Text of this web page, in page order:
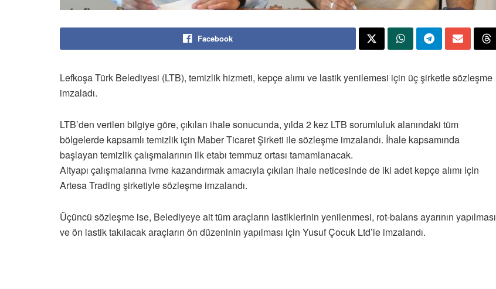
Facebook
Lefkoşa Türk Belediyesi (LTB), temizlik hizmeti, kepçe alımı ve lastik yenilemesi için üç şirketle sözleşme
imzaladı.
LTB’den verilen bilgiye göre, çıkılan ihale sonucunda, yılda 2 kez LTB sorumluluk alanındaki tüm
bölgelerde kapsamlı temizlik için Maber Ticaret Şirketi ile sözleşme imzalandı. İhale kapsamında
başlayan temizlik çalışmalarının ilk etabı temmuz ortası tamamlanacak.
Altyapı çalışmalarına ivme kazandırmak amacıyla çıkılan ihale neticesinde de iki adet kepçe alımı için
Artesa Trading şirketiyle sözleşme imzalandı.
Üçüncü sözleşme ise, Belediyeye ait tüm araçların lastiklerinin yenilenmesi, rot-balans ayarının yapılması
ve ön lastik takılacak araçların ön düzeninin yapılması için Yusuf Çocuk Ltd’le imzalandı.